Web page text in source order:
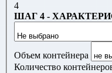
4
ШАГ 4 -
Объем контейнера
Количество